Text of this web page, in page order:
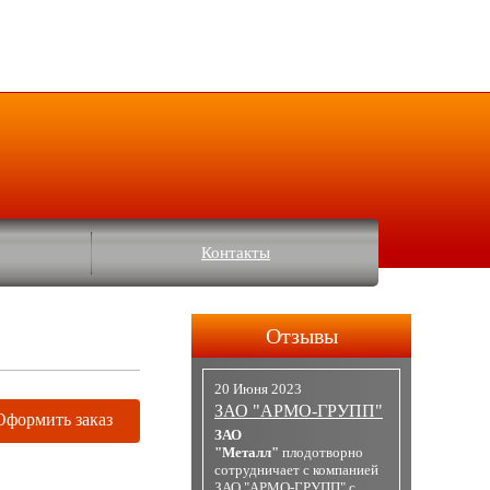
Контакты
заказ
Отзывы
20 Июня 2023
ЗАО "АРМО-ГРУПП"
ЗАО
"Металл" плодотворно
сотрудничает с компанией